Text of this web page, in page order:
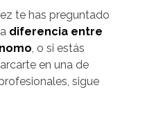
te has preguntado
diferencia entre
, o si estás
en una de
sigue